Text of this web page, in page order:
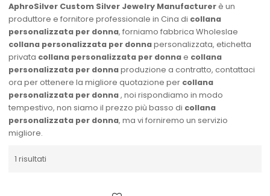
AphroSilver Custom Silver Jewelry Manufacturerè un
produttore e fornitore professionale in Cina di collana
personalizzata per donna, forniamo fabbrica Wholeslae
collana personalizzata per donnapersonalizzata, etichetta
privata collana personalizzata per donnae collana
personalizzata per donnaproduzione a contratto, contattaci
ora per ottenere la migliore quotazione per collana
personalizzata per donna, noi rispondiamo in modo
tempestivo, non siamo il prezzo più basso di collana
personalizzata per donna, ma vi forniremo un servizio
migliore.
1 risultati